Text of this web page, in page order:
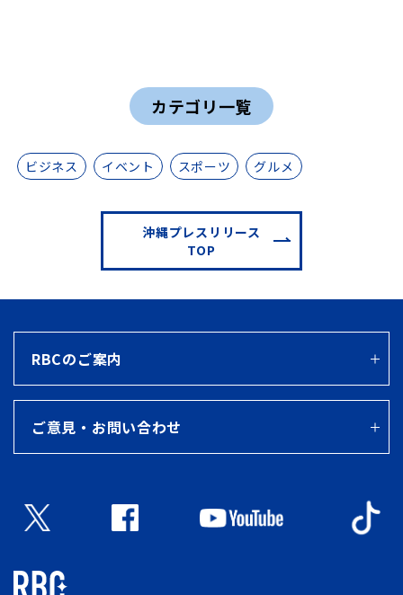
カテゴリ一覧
ビジネス イベント スポーツ グルメ
沖縄プレスリリース
TOP
RBCのご案内
ご意見・お問い合わせ